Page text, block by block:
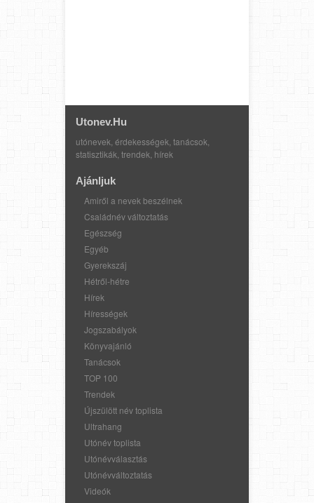
Utonev.hu
utónevek, érdekességek, tanácsok,
statisztikák, trendek, hírek
Ajánljuk
Amiről a nevek beszélnek
Családnév változtatás
Egészség
Egyéb
Gyerekszáj
Hétről-hétre
Hírek
Hírességek
Jogszabályok
Könyvajánló
Tanácsok
TOP 100
Trendek
Újszülött név toplista
Ultrahang
Utónév toplista
Utónévválasztás
Utónévváltoztatás
Videók